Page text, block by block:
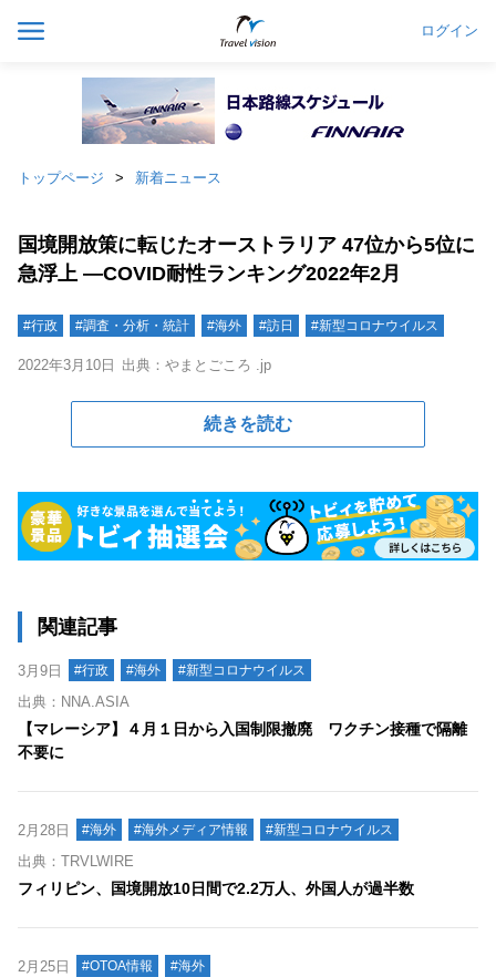
ログイン
トップページ 新着ニュース
国境開放策に転じたオーストラリア 47位から5位に
急浮上 ―COVID耐性ランキング2022年2月
#行政 #調査・分析・統計 #海外 #訪日 #新型コロナウイルス
2022年3月10日 出典：やまとごころ .jp
続きを読む
関連記事
3月9日 #行政 #海外 #新型コロナウイルス
出典：NNA.ASIA
【マレーシア】４月１日から入国制限撤廃 ワクチン接種で隔離
不要に
2月28日 #海外 #海外メディア情報 #新型コロナウイルス
出典：TRVLWIRE
フィリピン、国境開放10日間で2.2万人、外国人が過半数
2月25日 #OTOA情報 #海外